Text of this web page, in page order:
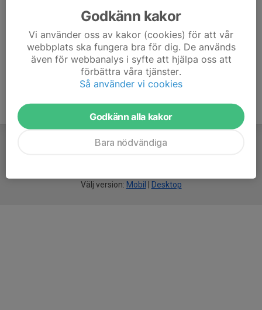
Välj version: Mobil Desktop
Godkänn kakor
Vi använder oss av kakor (cookies) för att vår
webbplats ska fungera bra för dig. De används
även för webbanalys i syfte att hjälpa oss att
förbättra våra tjänster.
Så använder vi cookies
Godkänn alla kakor
Bara nödvändiga